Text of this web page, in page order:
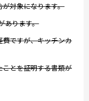
対象になります。
あります。
ですが、キッチンカ
とを証明する書類が